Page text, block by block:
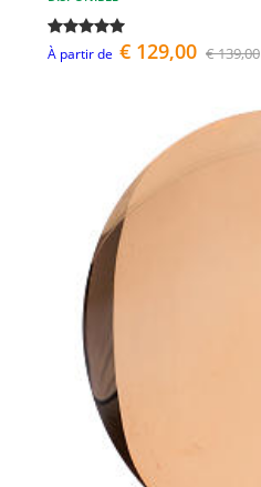
À partir de € 129,00 € 139,00